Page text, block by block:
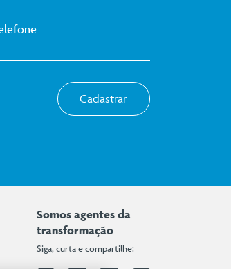
Cadastrar
Somos agentes da
transformação
Siga, curta e compartilhe: